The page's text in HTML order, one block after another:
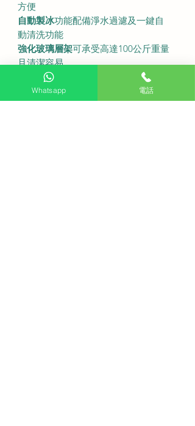
方便
自動製冰功能配備淨水過濾及一鍵自
動清洗功能
強化玻璃層架可承受高達100公斤重量
且清潔容易
隱藏式觸控面板
設計簡約美觀操作直
˙
Whatsapp 電話